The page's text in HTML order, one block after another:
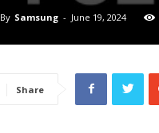
By Samsung - June 19, 2024
Share